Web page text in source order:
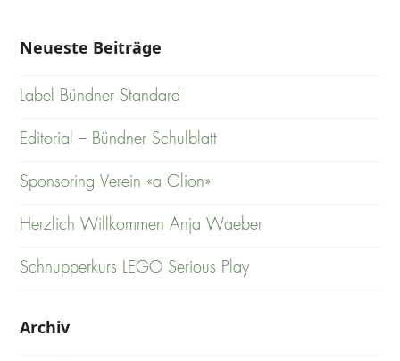
Neueste Beiträge
Label Bündner Standard
Editorial – Bündner Schulblatt
Sponsoring Verein «a Glion»
Herzlich Willkommen Anja Waeber
Schnupperkurs LEGO Serious Play
Archiv